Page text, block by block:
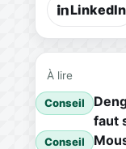
LinkedIn
À lire
Conseil
faut
Conseil